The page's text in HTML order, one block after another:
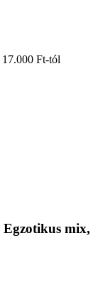
17.000 Ft-tól
Egzotikus mix,